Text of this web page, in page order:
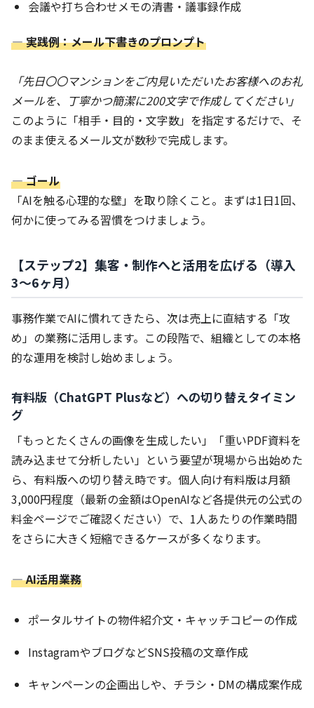
会議や打ち合わせメモの清書・議事録作成
― 実践例：メール下書きのプロンプト
「先日〇〇マンションをご内見いただいたお客様へのお礼
メールを、丁寧かつ簡潔に200文字で作成してください」
このように「相手・目的・文字数」を指定するだけで、そ
のまま使えるメール文が数秒で完成します。
― ゴール
「AIを触る心理的な壁」を取り除くこと。まずは1日1回、
何かに使ってみる習慣をつけましょう。
【ステップ2】集客・制作へと活用を広げる（導入
3〜6ヶ月）
事務作業でAIに慣れてきたら、次は売上に直結する「攻
め」の業務に活用します。この段階で、組織としての本格
的な運用を検討し始めましょう。
有料版（ChatGPT Plusなど）への切り替えタイミン
グ
「もっとたくさんの画像を生成したい」「重いPDF資料を
読み込ませて分析したい」という要望が現場から出始めた
ら、有料版への切り替え時です。個人向け有料版は月額
3,000円程度（最新の金額はOpenAIなど各提供元の公式の
料金ページでご確認ください）で、1人あたりの作業時間
をさらに大きく短縮できるケースが多くなります。
― AI活用業務
ポータルサイトの物件紹介文・キャッチコピーの作成
InstagramやブログなどSNS投稿の文章作成
キャンペーンの企画出しや、チラシ・DMの構成案作成